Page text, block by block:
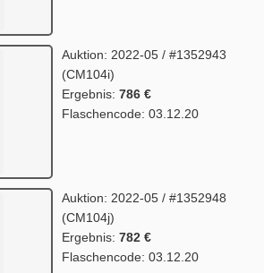
Auktion: 2022-05 / #1352943
(CM104i)
Ergebnis: 786 €
Flaschencode: 03.12.20
Auktion: 2022-05 / #1352948
(CM104j)
Ergebnis: 782 €
Flaschencode: 03.12.20